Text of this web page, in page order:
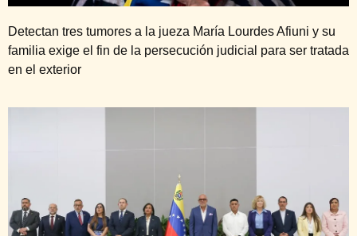
Detectan tres tumores a la jueza María Lourdes Afiuni y su
familia exige el fin de la persecución judicial para ser tratada
en el exterior